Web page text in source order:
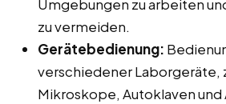
Umgebungen zu arbeiten
zu vermeiden.
Gerätebedienung:
verschiedener Laborgeräte,
Mikroskope, Autoklaven und